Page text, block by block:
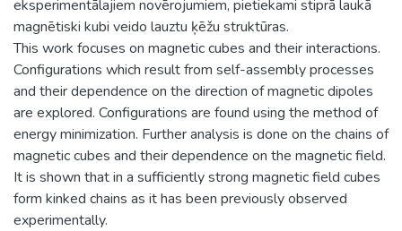
eksperimentālajiem novērojumiem, pietiekami stiprā laukā
magnētiski kubi veido lauztu ķēžu struktūras.
This work focuses on magnetic cubes and their interactions.
Configurations which result from self-assembly processes
and their dependence on the direction of magnetic dipoles
are explored. Configurations are found using the method of
energy minimization. Further analysis is done on the chains of
magnetic cubes and their dependence on the magnetic field.
It is shown that in a sufficiently strong magnetic field cubes
form kinked chains as it has been previously observed
experimentally.